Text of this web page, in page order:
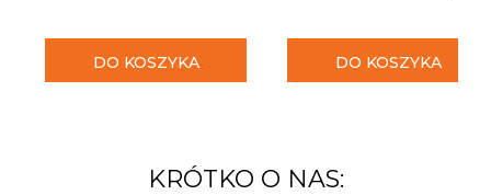
DO KOSZYKA DO KOSZYKA
KRÓTKO O NAS: